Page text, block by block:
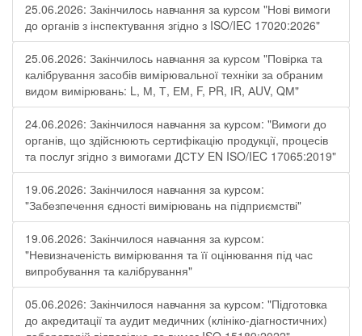
25.06.2026: Закінчилось навчання за курсом "Нові вимоги
до органів з інспектування згідно з ISO/IEC 17020:2026"
25.06.2026: Закінчилось навчання за курсом "Повірка та
калібрування засобів вимірювальної техніки за обраним
видом вимірювань: L, М, Т, ЕМ, F, РR, ІR, АUV, QМ"
24.06.2026: Закінчилося навчання за курсом: "Вимоги до
органів, що здійснюють сертифікацію продукції, процесів
та послуг згідно з вимогами ДСТУ EN ISO/IEC 17065:2019"
19.06.2026: Закінчилося навчання за курсом:
"Забезпечення єдності вимірювань на підприємстві"
19.06.2026: Закінчилося навчання за курсом:
"Невизначеність вимірювання та її оцінювання під час
випробування та калібрування"
05.06.2026: Закінчилося навчання за курсом: "Підготовка
до акредитації та аудит медичних (клініко-діагностичних)